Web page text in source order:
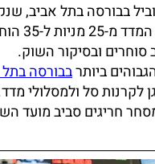
בבורסה בתל אביב,
שם שוק האופציות
סוחרים ובסיקור השוק.
ביותרבבורסה
לקרנות סל ולמסלולי
חריגים סביב מועד